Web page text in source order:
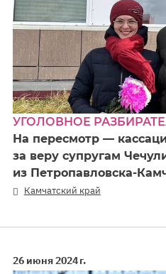
УГОЛОВНОЕ
На пересмотр —
за веру супругам
из Петропавловска-
Камчатский край
26 июня 2024 г.